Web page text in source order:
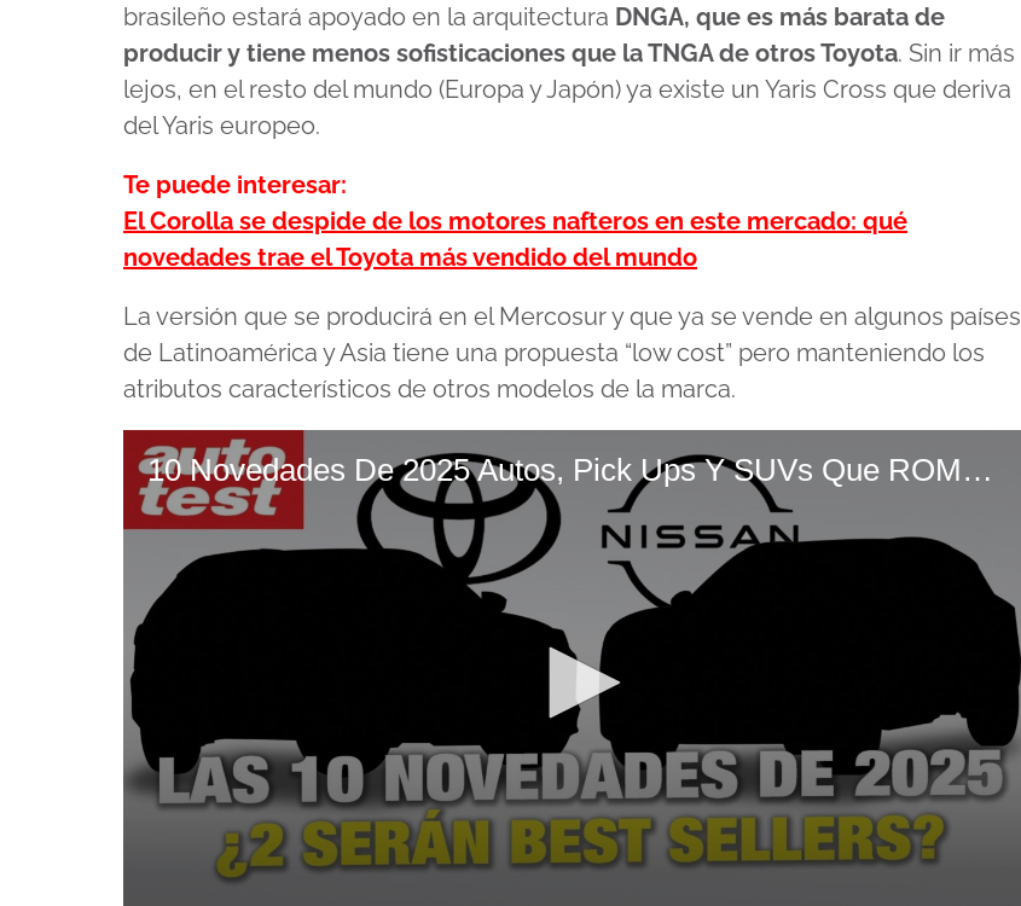
brasileño estará apoyado en la arquitectura DNGA, que es más barata de
producir y tiene menos sofisticaciones que la TNGA de otros Toyota. Sin ir más
lejos, en el resto del mundo (Europa y Japón) ya existe un Yaris Cross que deriva
del Yaris europeo.
Te puede interesar:
El Corolla se despide de los motores nafteros en este mercado: qué
novedades trae el Toyota más vendido del mundo
La versión que se producirá en el Mercosur y que ya se vende en algunos países
de Latinoamérica y Asia tiene una propuesta “low cost” pero manteniendo los
atributos característicos de otros modelos de la marca.
10 Novedades De 2025 Autos, Pick Ups Y SUVs Que ROMPERÁN El MERCADO